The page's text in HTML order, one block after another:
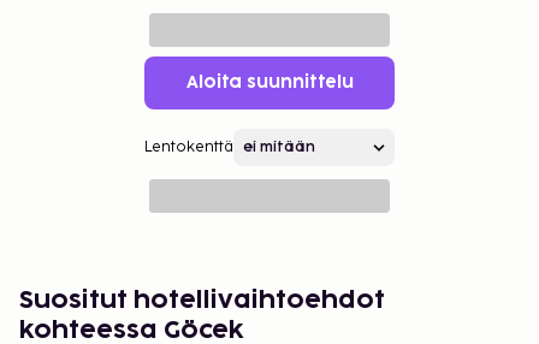
Aloita suunnittelu
Lentokenttä
Suositut hotellivaihtoehdot
kohteessa Göcek